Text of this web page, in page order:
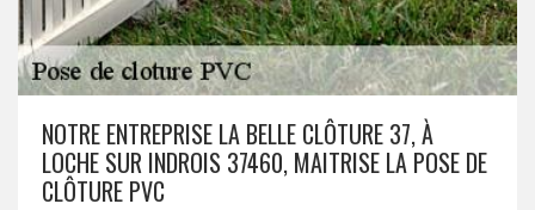
NOTRE ENTREPRISE LA BELLE CLÔTURE 37, À
LOCHE SUR INDROIS 37460, MAITRISE LA POSE DE
CLÔTURE PVC